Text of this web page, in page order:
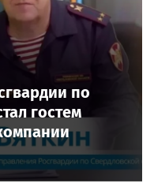
по
гостем